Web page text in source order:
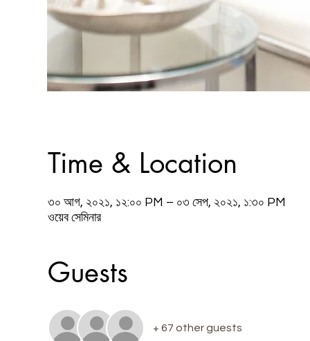
Time & Location
৩০ আগ, ২০২১, ১২:০০ PM – ০৩ সেপ, ২০২১, ১:৩০ PM
ওয়েব সেমিনার
Guests
+ 67 other guests